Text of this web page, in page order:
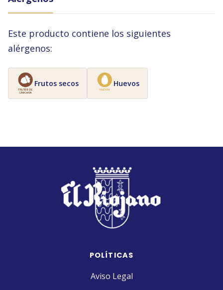
Este producto contiene los siguientes
alérgenos:
Frutos secos Huevos
POLÍTICAS
Aviso Legal